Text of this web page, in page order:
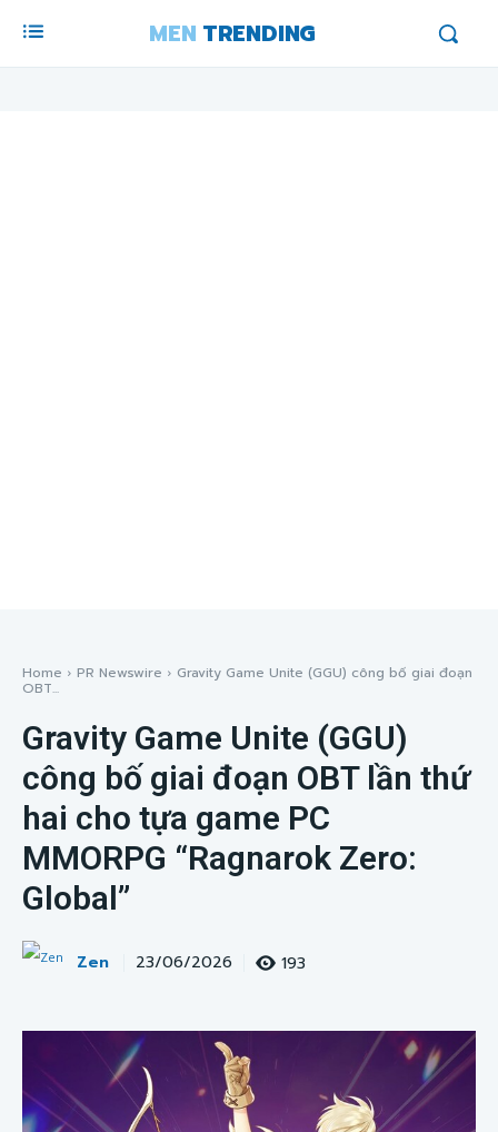
MEN TRENDING
Home PR Newswire Gravity Game Unite (GGU) công bố giai đoạn
OBT...
Gravity Game Unite (GGU)
công bố giai đoạn OBT lần thứ
hai cho tựa game PC
MMORPG “Ragnarok Zero:
Global”
Zen 23/06/2026 193